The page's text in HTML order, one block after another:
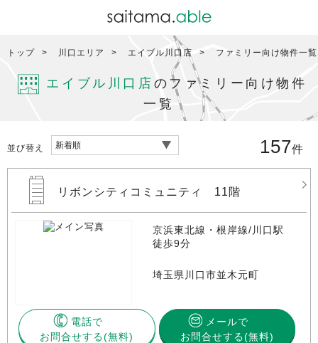
トップ 川口エリア エイブル川口店 ファミリー向け物件一覧
エイブル川口店 のファミリー向け物件
一覧
並び替え 157件
リボンシティコミュニティ 11階
京浜東北線・根岸線/川口駅
徒歩9分
埼玉県川口市並木元町
電話で
お問合せする
メールで
お問合せする(無料)